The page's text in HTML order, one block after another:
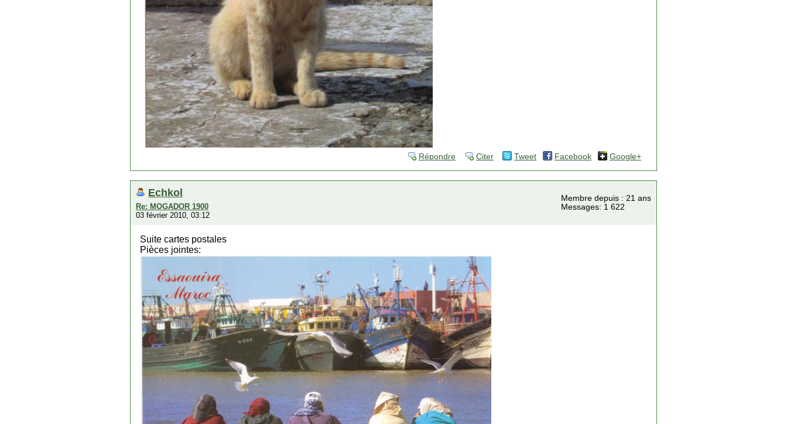
Répondre Citer Tweet Facebook Google+
Echkol
Re: MOGADOR 1900
03 février 2010, 03:12
Membre depuis : 21 ans
Messages: 1 622
Suite cartes postales
Pièces jointes: